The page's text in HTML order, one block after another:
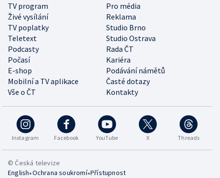
TV program
Pro média
Živé vysílání
Reklama
TV poplatky
Studio Brno
Teletext
Studio Ostrava
Podcasty
Rada ČT
Počasí
Kariéra
E-shop
Podávání námětů
Mobilní a TV aplikace
Časté dotazy
Vše o ČT
Kontakty
Instagram Facebook YouTube X Threads
© Česká televize
English•Ochrana soukromí•Přístupnost